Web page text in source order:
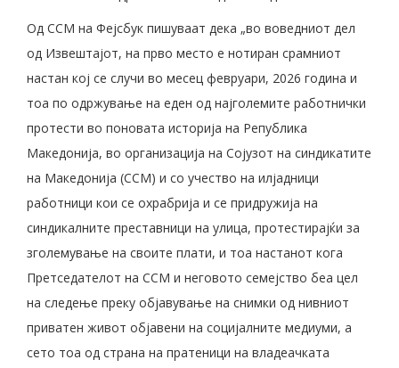
Од ССМ на Фејсбук пишуваат дека „во воведниот дел
од Извештајот, на прво место е нотиран срамниот
настан кој се случи во месец февруари, 2026 година и
тоа по одржување на еден од најголемите работнички
протести во поновата историја на Република
Македонија, во организација на Сојузот на синдикатите
на Македонија (ССМ) и со учество на илјадници
работници кои се охрабрија и се придружија на
синдикалните преставници на улица, протестирајќи за
зголемување на своите плати, и тоа настанот кога
Претседателот на ССМ и неговото семејство беа цел
на следење преку објавување на снимки од нивниот
приватен живот објавени на социјалните медиуми, а
сето тоа од страна на пратеници на владеачката